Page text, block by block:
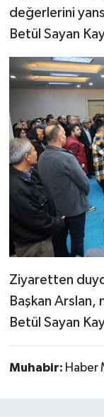
değerlerini
Betül Sayan
Ziyaretten
Başkan Arslan,
Betül Sayan
Muhabir: Haber